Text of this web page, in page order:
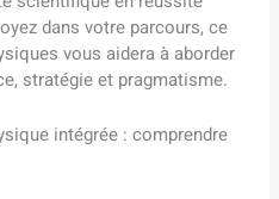
dans votre parcours, ce
vous aidera à aborder
stratégie et pragmatisme.
intégrée : comprendre